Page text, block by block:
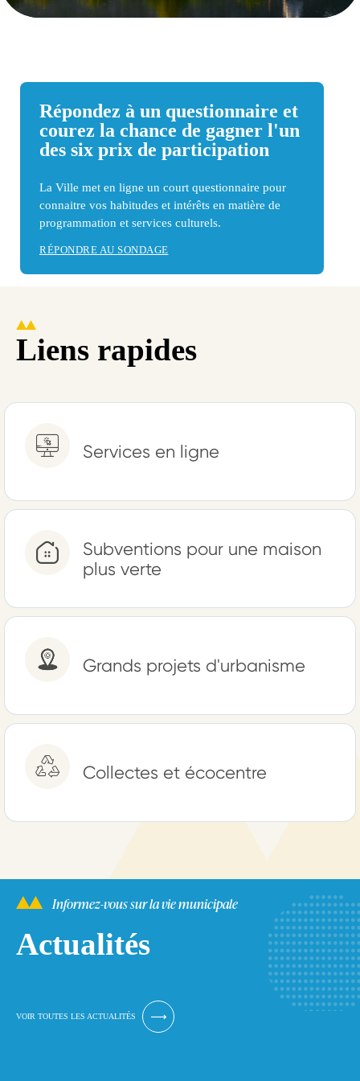
Répondez à un questionnaire et
courez la chance de gagner l'un
des six prix de participation
La Ville met en ligne un court questionnaire pour
connaitre vos habitudes et intérêts en matière de
programmation et services culturels.
RÉPONDRE AU SONDAGE
Liens rapides
Services en ligne
Subventions pour une maison
plus verte
Grands projets d'urbanisme
Collectes et écocentre
Informez-vous sur la vie municipale
Actualités
VOIR TOUTES LES ACTUALITÉS